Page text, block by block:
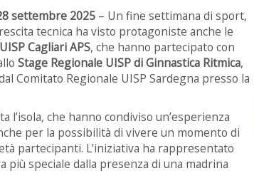
settembre 2025 – Un fine settimana di sport,
tecnica ha visto protagoniste anche le
Cagliari APS, che hanno partecipato con
Stage Regionale UISP di Ginnastica Ritmica,
Comitato Regionale UISP Sardegna presso la
l’isola, che hanno condiviso un’esperienza
per la possibilità di vivere un momento di
partecipanti. L’iniziativa ha rappresentato
più speciale dalla presenza di una madrina